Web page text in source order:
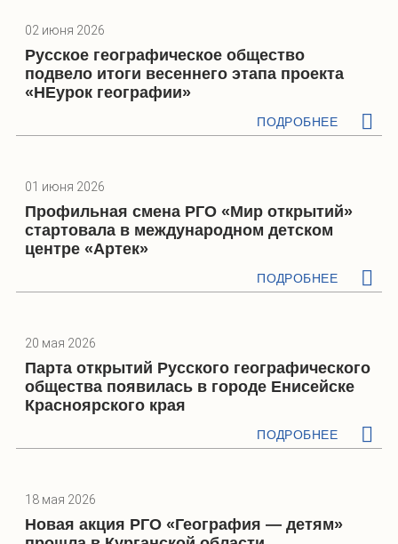
02 июня 2026
Русское географическое общество
подвело итоги весеннего этапа проекта
«НЕурок географии»
ПОДРОБНЕЕ
01 июня 2026
Профильная смена РГО «Мир открытий»
стартовала в международном детском
центре «Артек»
ПОДРОБНЕЕ
20 мая 2026
Парта открытий Русского географического
общества появилась в городе Енисейске
Красноярского края
ПОДРОБНЕЕ
18 мая 2026
Новая акция РГО «География — детям»